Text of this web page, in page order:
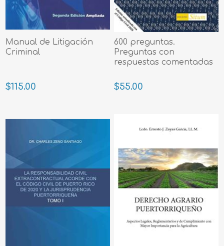
Manual de Litigación
Criminal
$115.00
600 preguntas.
Preguntas con
respuestas comentadas
$55.00